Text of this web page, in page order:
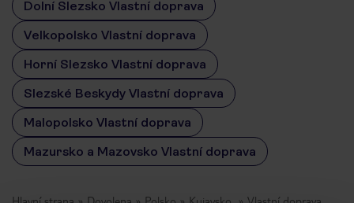
Dolní Slezsko Vlastní doprava
Velkopolsko Vlastní doprava
Horní Slezsko Vlastní doprava
Slezské Beskydy Vlastní doprava
Malopolsko Vlastní doprava
Mazursko a Mazovsko Vlastní doprava